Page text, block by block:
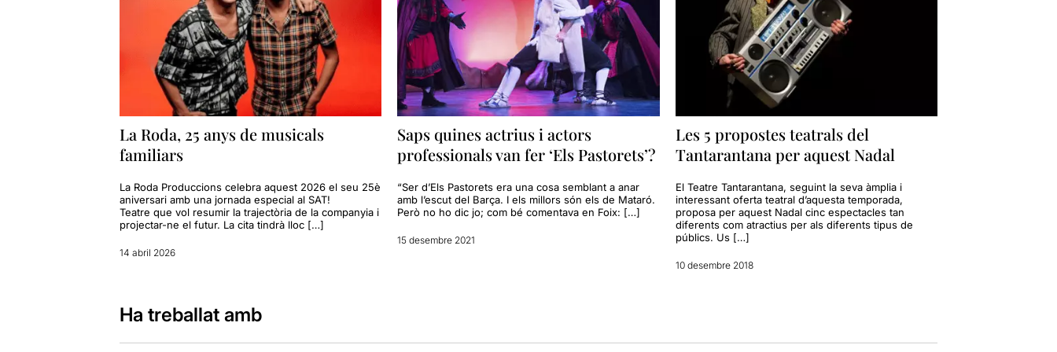
La Roda, 25 anys de musicals
familiars
La Roda Produccions celebra aquest 2026 el seu 25è
aniversari amb una jornada especial al SAT!
Teatre que vol resumir la trajectòria de la companyia i
projectar-ne el futur. La cita tindrà lloc […]
14 abril 2026
Saps quines actrius i actors
professionals van fer ‘Els Pastorets’?
“Ser d’Els Pastorets era una cosa semblant a anar
amb l’escut del Barça. I els millors són els de Mataró.
Però no ho dic jo; com bé comentava en Foix: […]
15 desembre 2021
Les 5 propostes teatrals del
Tantarantana per aquest Nadal
El Teatre Tantarantana, seguint la seva àmplia i
interessant oferta teatral d’aquesta temporada,
proposa per aquest Nadal cinc espectacles tan
diferents com atractius per als diferents tipus de
públics. Us […]
10 desembre 2018
Ha treballat amb